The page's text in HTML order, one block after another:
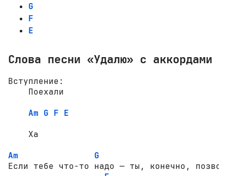
G
F
E
Слова песни «Удалю» с аккордами
Вступление:
    Поехали
Am G F E
    Ха
Am
G
Если тебе что-то надо — ты, конечно,